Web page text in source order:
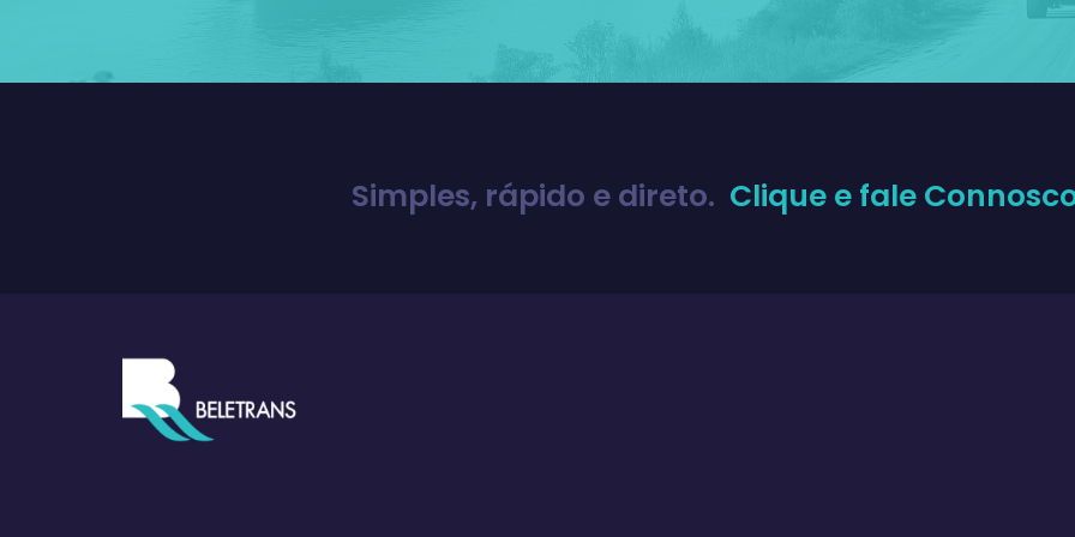
Simples, rápido e direto. Clique e fale